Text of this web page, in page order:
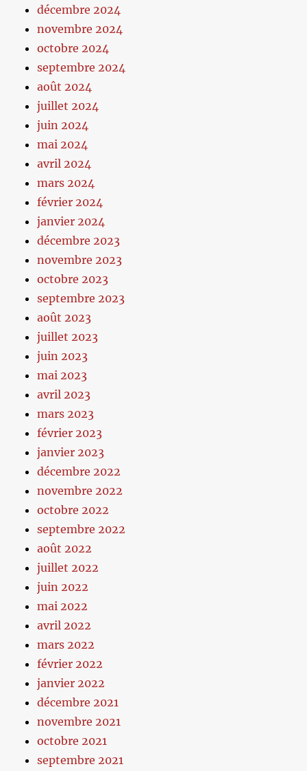
décembre 2024
novembre 2024
octobre 2024
septembre 2024
août 2024
juillet 2024
juin 2024
mai 2024
avril 2024
mars 2024
février 2024
janvier 2024
décembre 2023
novembre 2023
octobre 2023
septembre 2023
août 2023
juillet 2023
juin 2023
mai 2023
avril 2023
mars 2023
février 2023
janvier 2023
décembre 2022
novembre 2022
octobre 2022
septembre 2022
août 2022
juillet 2022
juin 2022
mai 2022
avril 2022
mars 2022
février 2022
janvier 2022
décembre 2021
novembre 2021
octobre 2021
septembre 2021